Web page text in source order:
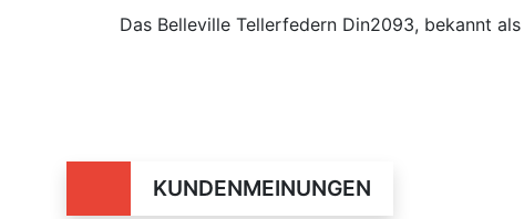
Das Belleville Tellerfedern Din2093, bekannt
KUNDENMEINUNGEN